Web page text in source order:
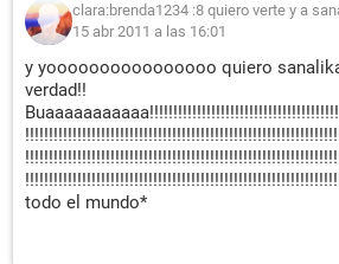
clara:brenda1234 :8 quiero verte y a
15 abr 2011 a las 16:01
y yoooooooooooooooo quiero
verdad!!
todo el mundo*